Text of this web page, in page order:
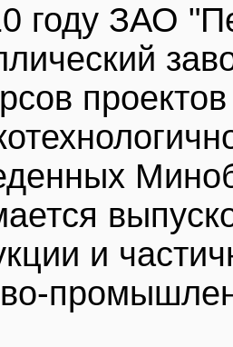
году ЗАО
и